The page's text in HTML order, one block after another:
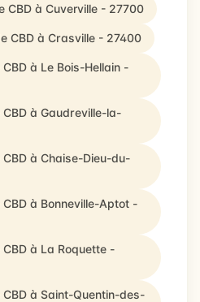
CBD à Cuverville - 27700
CBD à Crasville - 27400
à Le Bois-Hellain -
à Gaudreville-la-
à Chaise-Dieu-du-
à Bonneville-Aptot -
à La Roquette -
à Saint-Quentin-des-